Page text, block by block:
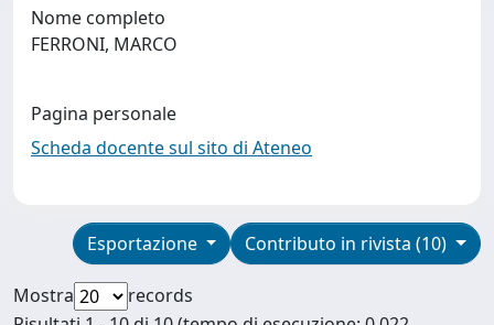
Nome completo
FERRONI, MARCO
Pagina personale
Scheda docente sul sito di Ateneo
Contributo in rivista (10)
Esportazione
Mostra
records